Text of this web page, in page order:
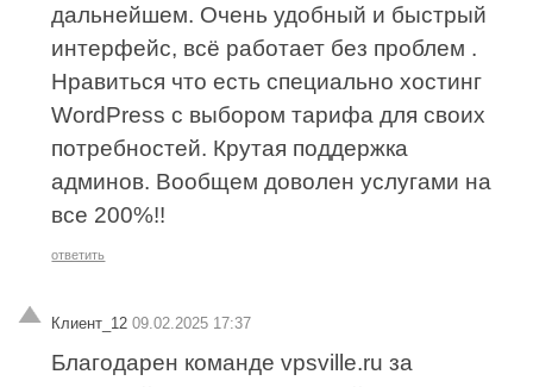
дальнейшем. Очень удобный и быстрый
интерфейс, всё работает без проблем .
Нравиться что есть специально хостинг
WordPress с выбором тарифа для своих
потребностей. Крутая поддержка
админов. Вообщем доволен услугами на
все 200%!!
ответить
Клиент_12 09.02.2025 17:37
Благодарен команде vpsville.ru за